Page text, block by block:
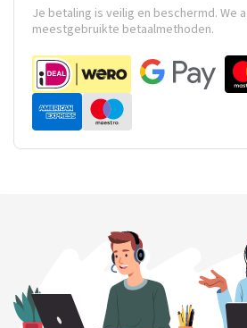
Je betaling is veilig en beschermd. We
meestgebruikte betaalmethoden.